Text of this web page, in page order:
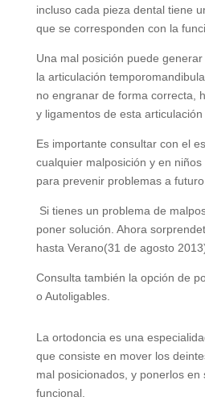
incluso cada pieza dental tiene
que se corresponden con la
Una mal posición puede
la articulación
no engranar de forma correcta,
y ligamentos de esta
Es importante consultar con el
cualquier malposición y en
para prevenir problemas a
Si tienes un problema de
poner solución. Ahora
hasta Verano(31 de agosto
Consulta también la opción de
o Autoligables.
La ortodoncia es una
que consiste en mover los
mal posicionados, y ponerlos en
funcional.